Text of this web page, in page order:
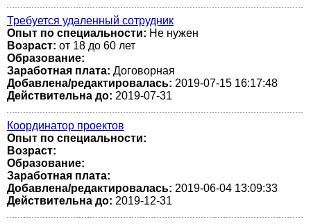
Требуется удаленный сотрудник
Опыт по специальности: Не нужен
Возраст: от 18 до 60 лет
Образование:
Заработная плата: Договорная
Добавлена/редактировалась: 2019-07-15 16:17:48
Действительна до: 2019-07-31
Координатор проектов
Опыт по специальности:
Возраст:
Образование:
Заработная плата:
Добавлена/редактировалась: 2019-06-04 13:09:33
Действительна до: 2019-12-31